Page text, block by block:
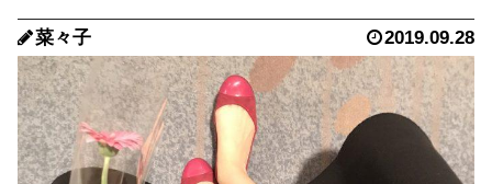
菜々子 2019.09.28